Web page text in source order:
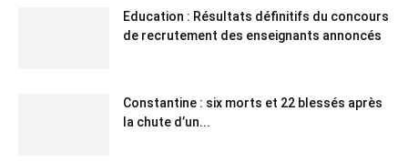
Education : Résultats définitifs du concours
de recrutement des enseignants annoncés
Constantine : six morts et 22 blessés après
la chute d’un...